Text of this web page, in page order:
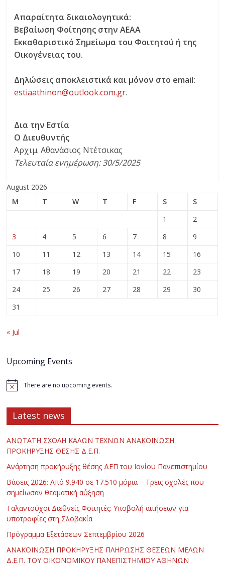
Απαραίτητα δικαιολογητικά:
Βεβαίωση Φοίτησης στην ΑΕΑΑ
Εκκαθαριστικό Σημείωμα του Φοιτητού ή της
Οικογένειας του.
Δηλώσεις αποκλειστικά και μόνον στο email:
estiaathinon@outlook.com.gr.
Δια την Εστία
Ο Διευθυντής
Αρχιμ. Αθανάσιος Ντέτσικας
Τελευταία ενημέρωση: 30/5/2025
August 2026
M
T W T F S
S
1
2
3
4 5 6 7 8
9
10
11 12 13 14 15
16
17
18 19 20 21 22
23
24
25 26 27 28 29
30
31
« Jul
Upcoming Events
There are no upcoming events.
Latest news
ΑΝΩΤΑΤΗ ΣΧΟΛΗ ΚΑΛΩΝ ΤΕΧΝΩΝ ΑΝΑΚΟΙΝΩΣΗ
ΠΡΟΚΗΡΥΞΗΣ ΘΕΣΗΣ Δ.Ε.Π.
Ανάρτηση προκήρυξης θέσης ΔΕΠ του Ιονίου Πανεπιστημίου
Βάσεις 2026: Από 9.940 σε 17.510 μόρια – Τρεις σχολές που
σημείωσαν θεαματική αύξηση
Ταλαντούχοι Διεθνείς Φοιτητές: Υποβολή αιτήσεων για
υποτροφίες στη Σλοβακία
Πρόγραμμα Εξετάσεων Σεπτεμβρίου 2026
ΑΝΑΚΟΙΝΩΣΗ ΠΡΟΚΗΡΥΞΗΣ ΠΛΗΡΩΣΗΣ ΘΕΣΕΩΝ ΜΕΛΩΝ
Δ.Ε.Π. ΤΟΥ ΟΙΚΟΝΟΜΙΚΟΥ ΠΑΝΕΠΙΣΤΗΜΙΟΥ ΑΘΗΝΩΝ